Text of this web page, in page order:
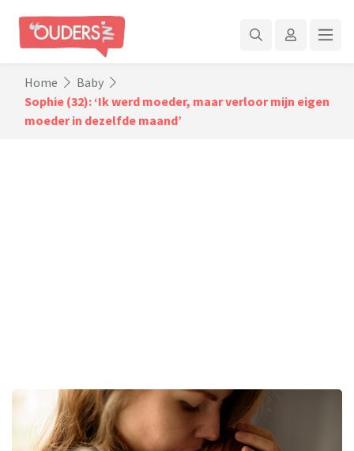
Home
Baby
Sophie (32): ‘Ik werd moeder, maar verloor mijn eigen
moeder in dezelfde maand’